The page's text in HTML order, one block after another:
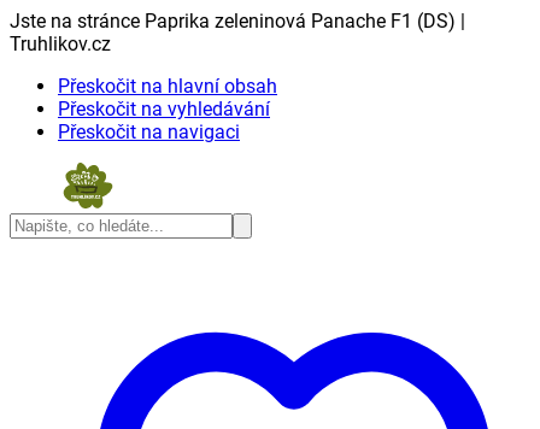
Jste na stránce Paprika zeleninová Panache F1 (DS) |
Truhlikov.cz
Přeskočit na hlavní obsah
Přeskočit na vyhledávání
Přeskočit na navigaci